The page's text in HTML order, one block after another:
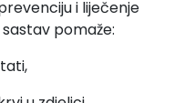
i liječenje
pomaže: